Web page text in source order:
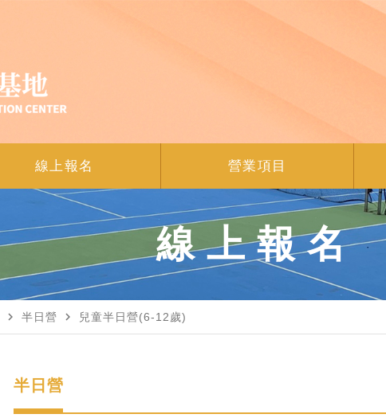
線上報名 營業項目
線上報名
navigate_next 半日營 navigate_next 兒童半日營(6-12歲)
半日營